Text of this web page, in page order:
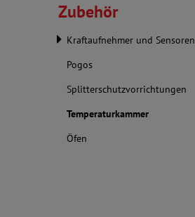
Zubehör
Kraftaufnehmer und Sensoren
Pogos
Splitterschutzvorrichtungen
Temperaturkammer
Öfen